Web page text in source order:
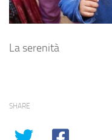
La serenità
SHARE